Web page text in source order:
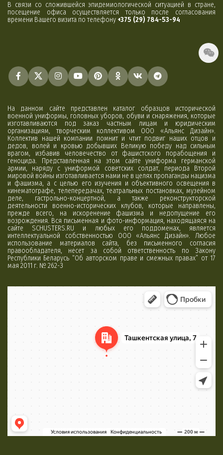
В связи со сложившейся эпидемиологической ситуацией в стране,
посещение офиса осуществляется только после согласования
времени Вашего визита по телефону +375 (29) 784-53-94
На данном сайте представлен каталог образцов исторической
военной униформы, головных уборов, обуви и снаряжения, которые
изготавливаются под заказ частным лицам и юридическим
организациям, творческим коллективом ООО «Альянс Дизайн».
Коллектив нашей компании помнит и чтит подвиг наших отцов и
дедов, волей и кровью добывших Великую победу над сильным
врагом, избавив человечество от фашистского порабощения и
геноцида. Представленная на этом сайте униформа германской
армии, наряду с униформой советских солдат, периода Второй
мировой войны изготавливается нами не в целях пропаганды нацизма
и фашизма, а с целью его изучения и объективного освещения в
кинематографе, телепередачах, театральных постановках, музейном
деле, гастрольно-концертной, а также реконструкторской
деятельности военно-исторических клубов, которые направлены,
прежде всего, на искоренение фашизма и недопущение его
возрождения. Вся письменная и фото-информация, находящаяся на
сайте SCHUSTERS.RU и любых его поддоменах, является
интеллектуальной собственностью ООО «Альянс Дизайн». Любое
использование материалов сайта, без письменного согласия
правообладателя, несет за собой ответственность по Закону
Республики Беларусь “Об авторском праве и смежных правах” от 17
мая 2011 г. № 262-З